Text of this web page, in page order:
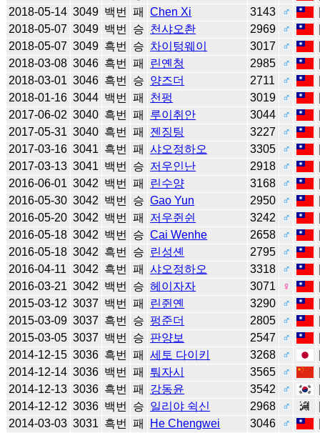
2018-05-14 3049 백번 패 Chen Xi 3143 ♂
2018-05-07 3049 백번 승 천샤오촨 2969 ♂
2018-05-07 3049 흑번 승 차이텅웨이 3017 ♂
2018-03-08 3046 흑번 패 린옌청 2985 ♂
2018-03-01 3046 흑번 승 양즈더 2711 ♂
2018-01-16 3044 백번 패 천펑 3019 ♂
2017-06-02 3040 흑번 패 루이취안 3044 ♂
2017-05-31 3040 흑번 패 젠징팅 3227 ♂
2017-03-16 3041 흑번 패 샤오정하오 3305 ♂
2017-03-13 3041 백번 승 저우인난 2918 ♂
2016-06-01 3042 백번 패 린수양 3168 ♂
2016-05-30 3042 백번 승 Gao Yun 2950 ♂
2016-05-20 3042 백번 패 저우쥔쉰 3242 ♂
2016-05-18 3042 백번 승 Cai Wenhe 2658 ♂
2016-05-18 3042 흑번 승 린성셴 2795 ♂
2016-04-11 3042 흑번 패 샤오정하오 3318 ♂
2016-03-21 3042 백번 승 헤이자자 3071 ♀
2015-03-12 3037 백번 패 린쥔옌 3290 ♂
2015-03-09 3037 흑번 승 펑준더 2805 ♂
2015-03-05 3037 백번 승 판양보 2547 ♂
2014-12-15 3036 흑번 패 세토 다이키 3268 ♂
2014-12-14 3036 백번 패 퉈자시 3565 ♂
2014-12-13 3036 흑번 패 강동윤 3542 ♂
2014-12-12 3036 백번 승 일리야 쉭신 2968 ♂
2014-03-03 3031 흑번 패 He Chengwei 3046 ♂